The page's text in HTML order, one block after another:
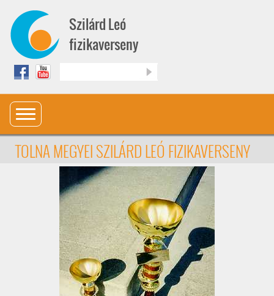
Szilárd Leó
fizikaverseny
TOLNA MEGYEI SZILÁRD LEÓ FIZIKAVERSENY